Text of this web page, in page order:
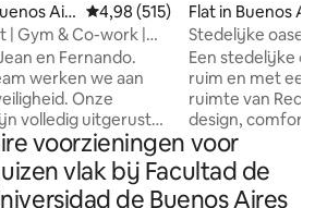
Air
Gemiddelde beoordeling van
4,98 (515)
| Gym & Co-work |
en Fernando.
werken we aan
Onze
volledig uitgerust
Recoleta, Puerto
van de Obelisk.
Flat in Buenos
Stedelijke oase:
Recoleta
Een stedelijke
ruim en met een
ruimte van
design, comfort
om in alle rust
genieten. Ontworpen voor degenen die
een authentieke
beleven en rust,
voorzieningen voor
vlak bij Facultad de
de Buenos Aires